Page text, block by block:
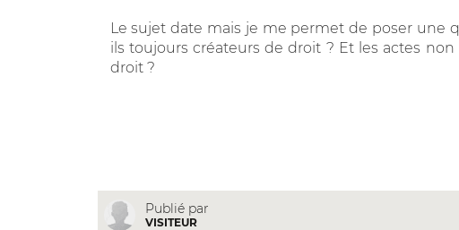
Le sujet date mais je me permet de poser une
ils toujours créateurs de droit ? Et les actes
droit ?
Publié par
VISITEUR